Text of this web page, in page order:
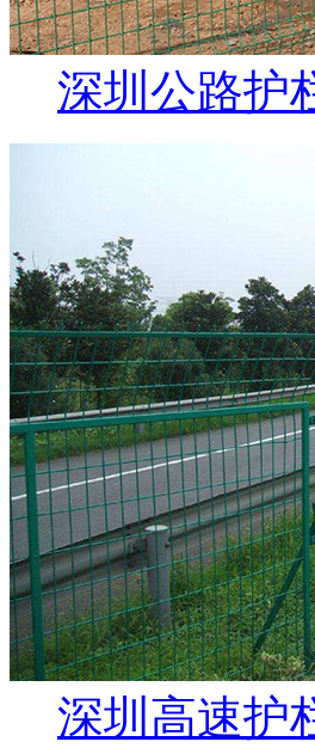
深圳公路护
深圳高速护